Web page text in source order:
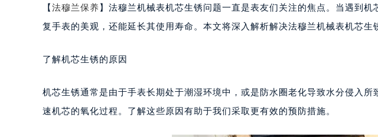
绍兴市越城区胜利东路379号世茂天际中心写字楼8层805室（需
嘉兴市南湖区广益路705号嘉兴世界贸易中心写字楼A座13层
济南市历下区经十路11111号华润中心写字楼（万象城）15层
广州市越秀区环市东路371-375号世界贸易中心大厦南塔写字楼
深圳市罗湖区深南东路5001号华润大厦写字楼17层1701室（需
【 法穆兰保养 】法穆兰机械表机芯生锈问题一直是表友们关注的焦点。当遇到
复手表的美观，还能延长其使用寿命。本文将深入解析解决法穆兰机械表机芯生
了解机芯生锈的原因
机芯生锈通常是由于手表长期处于潮湿环境中，或是防水圈老化导致水分侵入
速机芯的氧化过程。了解这些原因有助于我们采取更有效的预防措施。